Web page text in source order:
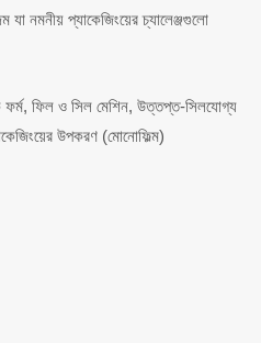
নমনীয় প্যাকেজিংয়ের চ্যালেঞ্জগুলো
ফিল ও সিল মেশিন, উত্তপ্ত-সিলযোগ্য
উপকরণ (মোনোফিল্ম)